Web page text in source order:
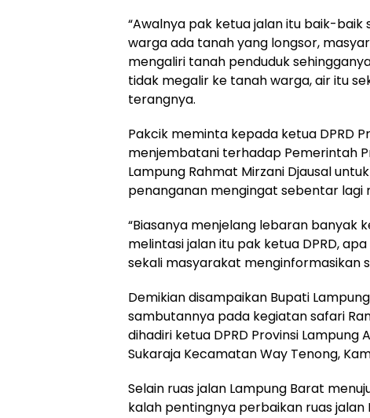
“Awalnya pak ketua jalan itu baik-
warga ada tanah yang longsor,
mengaliri tanah penduduk
tidak megalir ke tanah warga, air itu
terangnya.
Pakcik meminta kepada ketua DPRD
menjembatani terhadap Pemerintah
Lampung Rahmat Mirzani Djausal
penanganan mengingat sebentar lagi
“Biasanya menjelang lebaran banyak
melintasi jalan itu pak ketua DPRD,
sekali masyarakat menginformasikan
Demikian disampaikan Bupati
sambutannya pada kegiatan safari
dihadiri ketua DPRD Provinsi Lampung
Sukaraja Kecamatan Way Tenong,
Selain ruas jalan Lampung Barat
kalah pentingnya perbaikan ruas jalan